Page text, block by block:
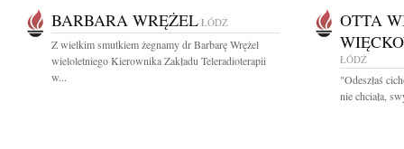
BARBARA WRĘŻEL ŁÓDŹ
Z wielkim smutkiem żegnamy dr Barbarę Wrężel
wieloletniego Kierownika Zakładu Teleradioterapii
w...
OTTA
ŁÓDŹ
"Odeszłaś
nie chciała,